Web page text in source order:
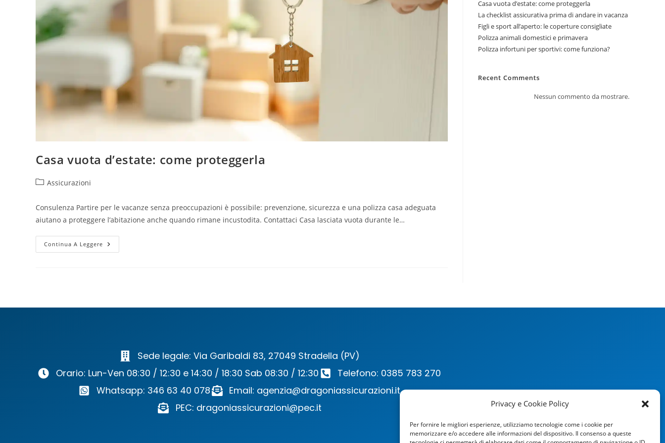
Privacy e Cookie Policy
Per fornire le migliori esperienze, utilizziamo tecnologie come i cookie per
memorizzare e/o accedere alle informazioni del dispositivo. Il consenso a queste
Casa vuota d’estate: come proteggerla
Assicurazioni
Consulenza Partire per le vacanze senza preoccupazioni è possibile: prevenzione, sicurezza e una polizza casa adeguata
aiutano a proteggere l’abitazione anche quando rimane incustodita. Contattaci Casa lasciata vuota durante le…
Continua A Leggere
Casa vuota d’estate: come proteggerla
La checklist assicurativa prima di andare in vacanza
Figli e sport all’aperto: le coperture consigliate
Polizza animali domestici e primavera
Polizza infortuni per sportivi: come funziona?
Recent Comments
Nessun commento da mostrare.
Sede legale: Via Garibaldi 83, 27049 Stradella (PV)
Orario: Lun-Ven 08:30 / 12:30 e 14:30 / 18:30 Sab 08:30 / 12:30
Telefono: 0385 783 270
Whatsapp: 346 63 40 078
Email: agenzia@dragoniassicurazioni.it
PEC: dragoniassicurazioni@pec.it